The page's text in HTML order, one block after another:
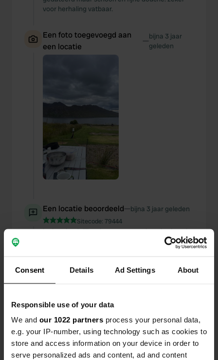
Consent Details Ad Settings About
Responsible use of your data
We and our 1022 partners process your personal data,
e.g. your IP-number, using technology such as cookies to
store and access information on your device in order to
serve personalized ads and content, ad and content
voor herhaling vatbaar.
Een foto toegevoegd aan
een locatie
—bijna 3 jaar
geleden
Een locatie beoordeeld—bijna 3 jaar geleden
Sitecode: 79444
leuk , vriendelijke eigenaar en top locatie,simpel
Een locatie beoordeeld—bijna 3 jaar geleden
welke plekken er vrij zijn
Een locatie beoordeeld—bijna 3 jaar geleden
Sitecode:23101
mooie locatie, datbis het eigelijk wel . zeer